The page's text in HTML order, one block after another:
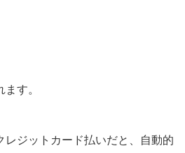
す。
レジットカード払いだと、自動的